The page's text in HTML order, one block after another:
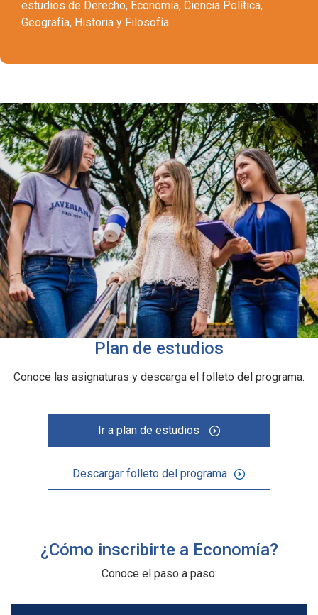
estudios de Derecho, Economía, Ciencia Política,
Geografía, Historia y Filosofía.
Plan de estudios
Conoce las asignaturas y descarga el folleto del programa.
Ir a plan de estudios
Descargar folleto del programa
¿Cómo inscribirte a Economía?
Conoce el paso a paso: